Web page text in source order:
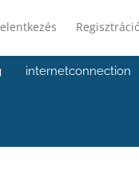
internetconnection